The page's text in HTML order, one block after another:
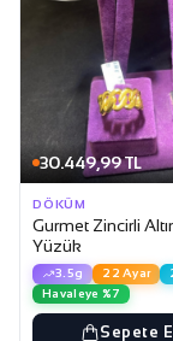
30.449,99 TL
DÖKÜM
Gurmet Zincirli
Yüzük
3.5g 22 Ayar
Havaleye %7
Sepete